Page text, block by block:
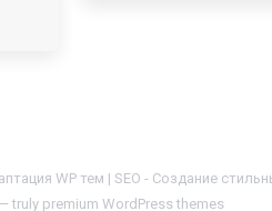
WP тем | SEO - Создание
truly premium WordPress themes